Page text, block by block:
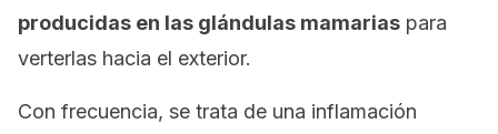
producidas en las glándulas mamarias para
verterlas hacia el exterior.
Con frecuencia, se trata de una inflamación